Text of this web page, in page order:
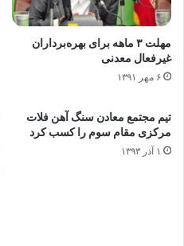
مهلت ۳ ماهه برای بهره‌برداران
غیرفعال معدنی
۶ مهر ۱۳۹۱
تیم مجتمع معادن سنگ آهن فلات
مرکزی مقام سوم را کسب کرد
۱ آذر ۱۳۹۳